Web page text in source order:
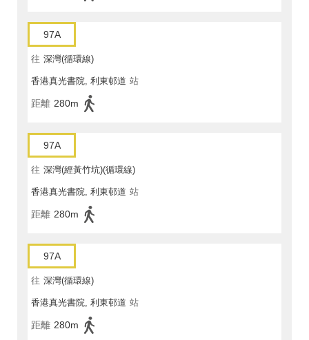
97A
往 深灣(循環線)
香港真光書院, 利東邨道 站
距離 280m
97A
往 深灣(經黃竹坑)(循環線)
香港真光書院, 利東邨道 站
距離 280m
97A
往 深灣(循環線)
香港真光書院, 利東邨道 站
距離 280m